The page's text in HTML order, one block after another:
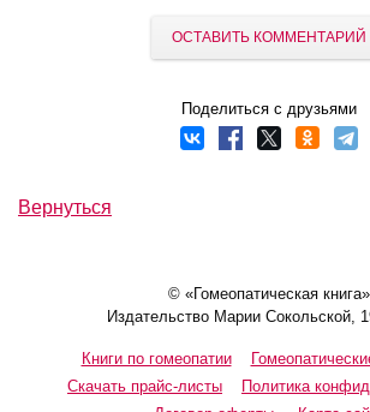
ОСТАВИТЬ КОММЕНТАРИЙ
Поделиться с друзьями
Вернуться
© «Гомеопатическая книга»
Издательство Марии Сокольской,
Книги по гомеопатии
Скачать прайс-листы
Политика